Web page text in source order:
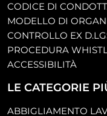
CODICE DI
MODELLO DI
CONTROLLO EX
PROCEDURA
ACCESSIBILITÀ
LE CATEGORIE
ABBIGLIAMENTO